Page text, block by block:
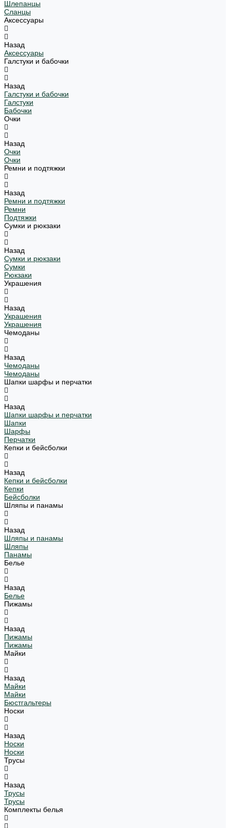
Шлепанцы
Сланцы
Аксессуары
Назад
Аксессуары
Галстуки и бабочки
Назад
Галстуки и бабочки
Галстуки
Бабочки
Очки
Назад
Очки
Очки
Ремни и подтяжки
Назад
Ремни и подтяжки
Ремни
Подтяжки
Сумки и рюкзаки
Назад
Сумки и рюкзаки
Сумки
Рюкзаки
Украшения
Назад
Украшения
Украшения
Чемоданы
Назад
Чемоданы
Чемоданы
Шапки шарфы и перчатки
Назад
Шапки шарфы и перчатки
Шапки
Шарфы
Перчатки
Кепки и бейсболки
Назад
Кепки и бейсболки
Кепки
Бейсболки
Шляпы и панамы
Назад
Шляпы и панамы
Шляпы
Панамы
Белье
Назад
Белье
Пижамы
Назад
Пижамы
Пижамы
Майки
Назад
Майки
Майки
Бюстгальтеры
Носки
Назад
Носки
Носки
Трусы
Назад
Трусы
Трусы
Комплекты белья